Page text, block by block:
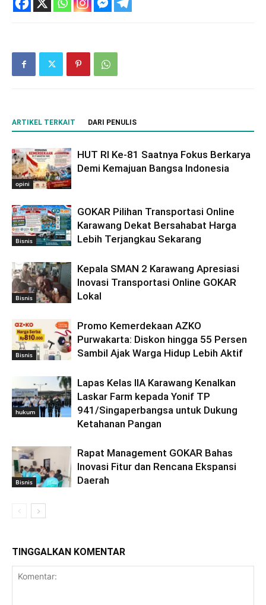
ARTIKEL TERKAIT DARI PENULIS
opini
HUT RI Ke-81 Saatnya Fokus Berkarya
Demi Kemajuan Bangsa Indonesia
Bisnis
GOKAR Pilihan Transportasi Online
Karawang Dekat Bersahabat Harga
Lebih Terjangkau Sekarang
Bisnis
Kepala SMAN 2 Karawang Apresiasi
Inovasi Transportasi Online GOKAR
Lokal
Bisnis
Promo Kemerdekaan AZKO
Purwakarta: Diskon hingga 55 Persen
Sambil Ajak Warga Hidup Lebih Aktif
hukum
Lapas Kelas IIA Karawang Kenalkan
Laskar Farm kepada Yonif TP
941/Singaperbangsa untuk Dukung
Ketahanan Pangan
Bisnis
Rapat Management GOKAR Bahas
Inovasi Fitur dan Rencana Ekspansi
Daerah
TINGGALKAN KOMENTAR